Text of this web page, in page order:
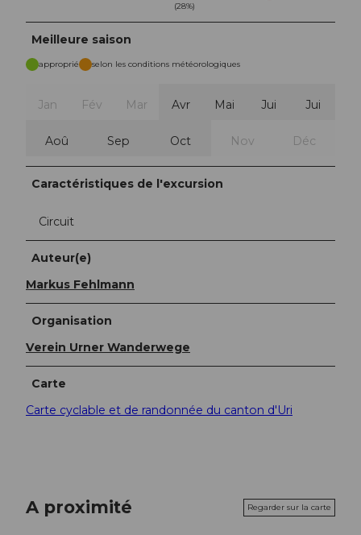
(28%)
Meilleure saison
approprié selon les conditions météorologiques
Jan Fév Mar Avr Mai Jui Jui
Aoû Sep Oct Nov Déc
Caractéristiques de l'excursion
Circuit
Auteur(e)
Markus Fehlmann
Organisation
Verein Urner Wanderwege
Carte
Carte cyclable et de randonnée du canton d'Uri
A proximité Regarder sur la carte